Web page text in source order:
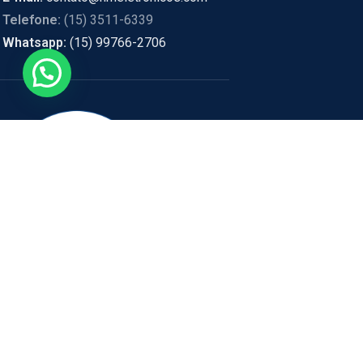
Telefone: (15) 3511-6339
Whatsapp: (15) 99766-2706